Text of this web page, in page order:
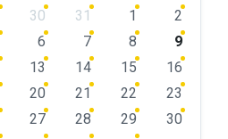
30 31 1
2
6 7 8
9
13 14 15
16
20 21 22
23
27 28 29
30